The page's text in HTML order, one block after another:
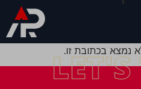
נמצא בכתובת זו.